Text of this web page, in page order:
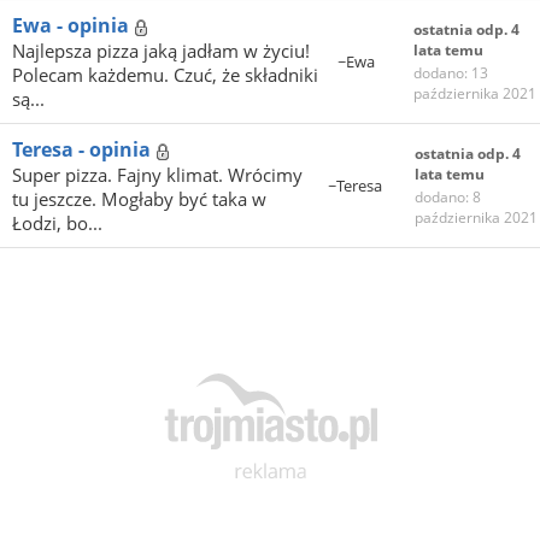
Ewa - opinia
Najlepsza pizza jaką jadłam w życiu!
Polecam każdemu. Czuć, że składniki
są...
~Ewa
ostatnia odp. 4
lata temu
dodano: 13
października 2021
Teresa - opinia
Super pizza. Fajny klimat. Wrócimy
tu jeszcze. Mogłaby być taka w
Łodzi, bo...
~Teresa
ostatnia odp. 4
lata temu
dodano: 8
października 2021